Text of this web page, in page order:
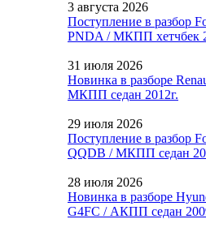
3 августа 2026
Поступление в разбор
PNDA / МКПП хетчбек
31 июля 2026
Новинка в разборе
МКПП седан 2012г.
29 июля 2026
Поступление в разбор
QQDB / МКПП седан
28 июля 2026
Новинка в разборе
G4FC / АКПП седан